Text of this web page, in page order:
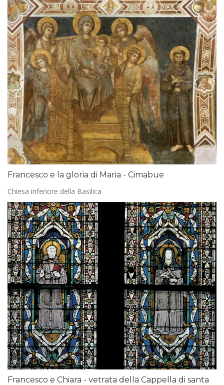
Francesco e la gloria di Maria - Cimabue
Chiesa inferiore della Basilica
Francesco e Chiara - vetrata della Cappella di santa